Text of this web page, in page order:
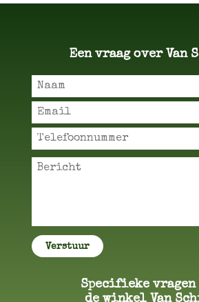
Een vraag over Van
Gelieve
dit
veld
te
Gelieve
dit
veld
Gelieve
laten.
Gelieve
dit
Specifieke vragen
de winkel Van